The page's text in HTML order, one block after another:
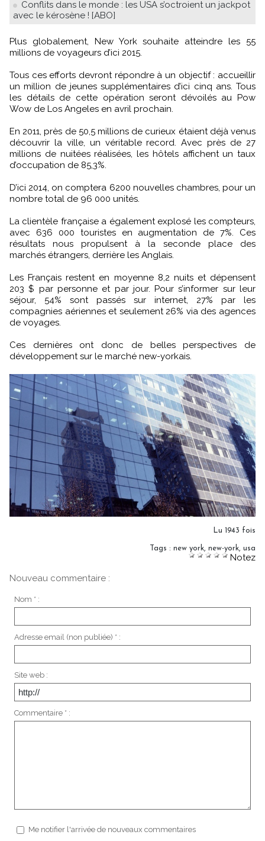
Conflits dans le monde : les USA s’octroient un jackpot
avec le kérosène ! [ABO]
Plus globalement, New York souhaite atteindre les 55
millions de voyageurs d’ici 2015.
Tous ces efforts devront répondre à un objectif : accueillir
un million de jeunes supplémentaires d’ici cinq ans. Tous
les détails de cette opération seront dévoilés au Pow
Wow de Los Angeles en avril prochain.
En 2011, près de 50,5 millions de curieux étaient déjà venus
découvrir la ville, un véritable record. Avec près de 27
millions de nuitées réalisées, les hôtels affichent un taux
d’occupation de 85,3%.
D’ici 2014, on comptera 6200 nouvelles chambres, pour un
nombre total de 96 000 unités.
La clientèle française a également explosé les compteurs,
avec 636 000 touristes en augmentation de 7%. Ces
résultats nous propulsent à la seconde place des
marchés étrangers, derrière les Anglais.
Les Français restent en moyenne 8,2 nuits et dépensent
203 $ par personne et par jour. Pour s’informer sur leur
séjour, 54% sont passés sur internet, 27% par les
compagnies aériennes et seulement 26% via des agences
de voyages.
Ces dernières ont donc de belles perspectives de
développement sur le marché new-yorkais.
Lu 1943 fois
Tags : new york, new-york, usa
Notez
Nouveau commentaire :
Nom * :
Adresse email (non publiée) * :
Site web :
Commentaire * :
Me notifier l'arrivée de nouveaux commentaires